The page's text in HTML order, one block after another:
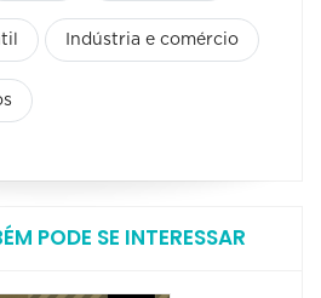
Indústria e comércio
PODE SE INTERESSAR